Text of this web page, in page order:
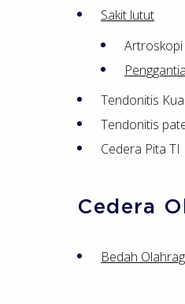
Sakit lutut
Artroskopi
Tendonitis
Tendonitis
Cedera Pita TI
Cedera
Bedah